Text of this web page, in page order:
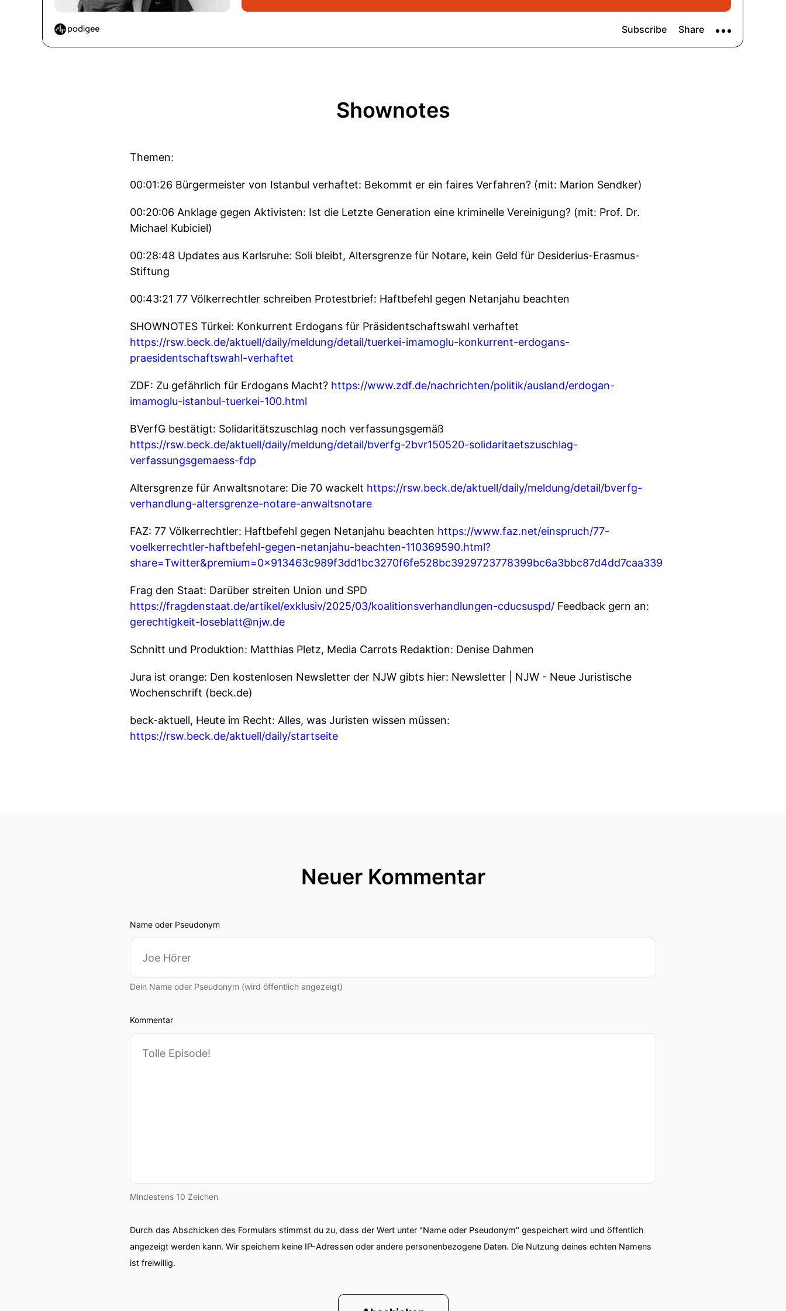
Shownotes
Themen:
00:01:26 Bürgermeister von Istanbul verhaftet: Bekommt er ein faires Verfahren? (mit: Marion Sendker)
00:20:06 Anklage gegen Aktivisten: Ist die Letzte Generation eine kriminelle Vereinigung? (mit: Prof. Dr.
Michael Kubiciel)
00:28:48 Updates aus Karlsruhe: Soli bleibt, Altersgrenze für Notare, kein Geld für Desiderius-Erasmus-
Stiftung
00:43:21 77 Völkerrechtler schreiben Protestbrief: Haftbefehl gegen Netanjahu beachten
SHOWNOTES Türkei: Konkurrent Erdogans für Präsidentschaftswahl verhaftet
https://rsw.beck.de/aktuell/daily/meldung/detail/tuerkei-imamoglu-konkurrent-erdogans-
praesidentschaftswahl-verhaftet
ZDF: Zu gefährlich für Erdogans Macht? https://www.zdf.de/nachrichten/politik/ausland/erdogan-
imamoglu-istanbul-tuerkei-100.html
BVerfG bestätigt: Solidaritätszuschlag noch verfassungsgemäß
https://rsw.beck.de/aktuell/daily/meldung/detail/bverfg-2bvr150520-solidaritaetszuschlag-
verfassungsgemaess-fdp
Altersgrenze für Anwaltsnotare: Die 70 wackelt https://rsw.beck.de/aktuell/daily/meldung/detail/bverfg-
verhandlung-altersgrenze-notare-anwaltsnotare
FAZ: 77 Völkerrechtler: Haftbefehl gegen Netanjahu beachten https://www.faz.net/einspruch/77-
voelkerrechtler-haftbefehl-gegen-netanjahu-beachten-110369590.html?
share=Twitter&premium=0x913463c989f3dd1bc3270f6fe528bc3929723778399bc6a3bbc87d4dd7caa339
Frag den Staat: Darüber streiten Union und SPD
https://fragdenstaat.de/artikel/exklusiv/2025/03/koalitionsverhandlungen-cducsuspd/ Feedback gern an:
gerechtigkeit-loseblatt@njw.de
Schnitt und Produktion: Matthias Pletz, Media Carrots Redaktion: Denise Dahmen
Jura ist orange: Den kostenlosen Newsletter der NJW gibts hier: Newsletter | NJW - Neue Juristische
Wochenschrift (beck.de)
beck-aktuell, Heute im Recht: Alles, was Juristen wissen müssen:
https://rsw.beck.de/aktuell/daily/startseite
Neuer Kommentar
Name oder Pseudonym
Dein Name oder Pseudonym (wird öffentlich angezeigt)
Kommentar
Mindestens 10 Zeichen
Durch das Abschicken des Formulars stimmst du zu, dass der Wert unter "Name oder Pseudonym" gespeichert wird und öffentlich
angezeigt werden kann. Wir speichern keine IP-Adressen oder andere personenbezogene Daten. Die Nutzung deines echten Namens
ist freiwillig.